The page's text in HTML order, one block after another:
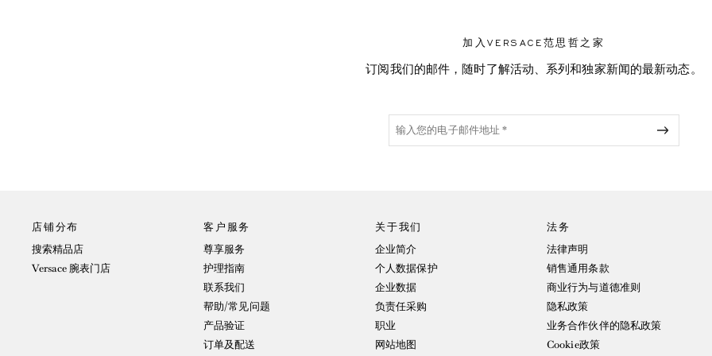
加入VERSACE范思哲之家
订阅我们的邮件，随时了解活动、系列和独家新闻的最新动态。
店铺分布
搜索精品店
Versace 腕表门店
客户服务
尊享服务
护理指南
联系我们
帮助/常见问题
产品验证
订单及配送
关于我们
企业简介
个人数据保护
企业数据
负责任采购
职业
网站地图
法务
法律声明
销售通用条款
商业行为与道德准则
隐私政策
业务合作伙伴的隐私政策
Cookie政策